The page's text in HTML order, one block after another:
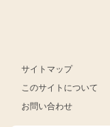
サイトマップ
このサイトについて
お問い合わせ